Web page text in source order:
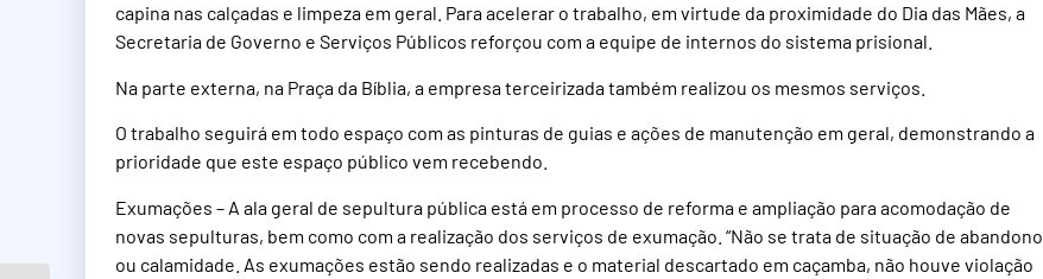
capina nas calçadas e limpeza em geral. Para acelerar o trabalho, em virtude da proximidade do Dia das Mães, a
Secretaria de Governo e Serviços Públicos reforçou com a equipe de internos do sistema prisional.
Na parte externa, na Praça da Bíblia, a empresa terceirizada também realizou os mesmos serviços.
O trabalho seguirá em todo espaço com as pinturas de guias e ações de manutenção em geral, demonstrando a
prioridade que este espaço público vem recebendo.
Exumações – A ala geral de sepultura pública está em processo de reforma e ampliação para acomodação de
novas sepulturas, bem como com a realização dos serviços de exumação. “Não se trata de situação de abandono
ou calamidade. As exumações estão sendo realizadas e o material descartado em caçamba, não houve violação